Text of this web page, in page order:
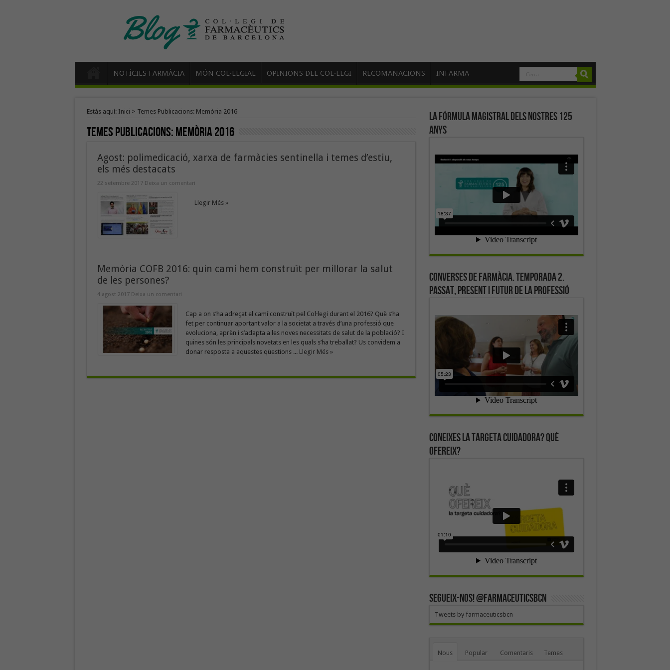
NOTÍCIES FARMÀCIA MÓN COL·LEGIAL OPINIONS DEL COL·LEGI RECOMANACIONS INFARMA
Estàs aquí: Inici > Temes Publicacions: Memòria 2016
Temes Publicacions:Memòria 2016
Agost: polimedicació, xarxa de farmàcies sentinella i temes d’estiu,
els més destacats
22 setembre 2017 Deixa un comentari
Llegir Més »
Memòria COFB 2016: quin camí hem construït per millorar la salut
de les persones?
4 agost 2017 Deixa un comentari
Cap a on s’ha adreçat el camí construït pel Col·legi durant el 2016? Què s’ha
fet per continuar aportant valor a la societat a través d’una professió que
evoluciona, aprèn i s’adapta a les noves necessitats de salut de la població? I
quines són les principals novetats en les quals s’ha treballat? Us convidem a
donar resposta a aquestes qüestions ... Llegir Més »
La fórmula magistral dels nostres 125
anys
Converses de farmàcia. Temporada 2.
Passat, present i futur de la professió
Coneixes la targeta cuidadora? Què
ofereix?
SEGUEIX-NOS! @farmaceuticsbcn
Tweets by farmaceuticsbcn
Nous Popular Comentaris Temes